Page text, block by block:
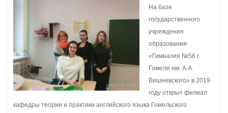
На базе
государственного
учреждения
образования
«Гимназия №56 г.
Гомеля им. А.А.
Вишневского» в 2019
году открыт филиал
кафедры теории и практики английского языка Гомельского